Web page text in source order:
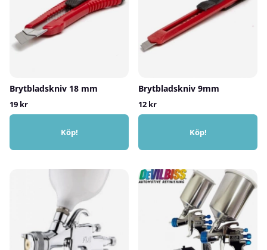
Brytbladskniv 18 mm
19 kr
Köp!
Brytbladskniv 9mm
12 kr
Köp!